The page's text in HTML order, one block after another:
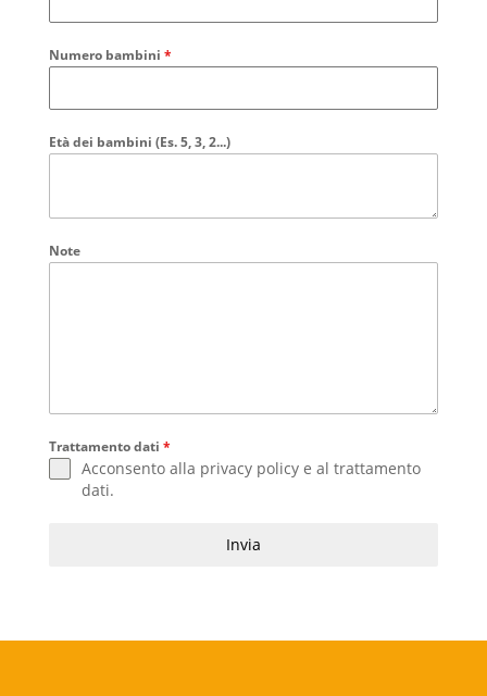
Numero bambini *
Età dei bambini (Es. 5, 3, 2...)
Note
Trattamento dati *
Acconsento alla privacy policye al trattamento
dati.
Invia